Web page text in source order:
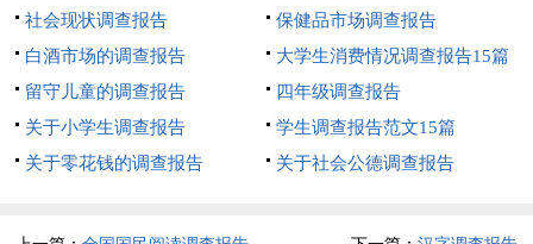
社会现状调查报告
保健品市场调查报告
白酒市场的调查报告
大学生消费情况调查报告15篇
留守儿童的调查报告
四年级调查报告
关于小学生调查报告
学生调查报告范文15篇
关于零花钱的调查报告
关于社会公德调查报告